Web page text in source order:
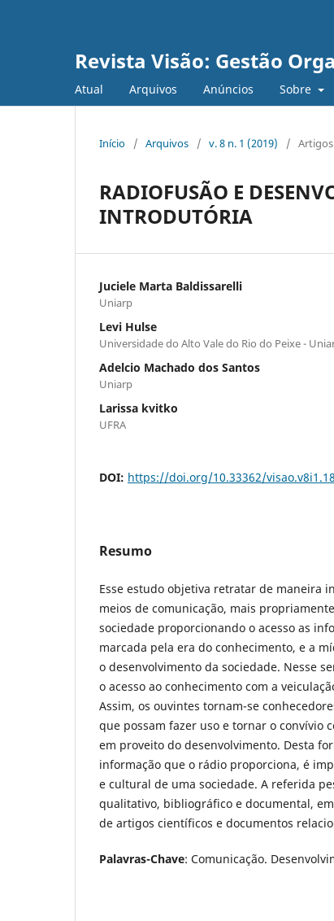
Revista Visão: Gestão
Atual Arquivos Anúncios Sobre
Início / Arquivos / v. 8 n. 1 (2019) / Artigos
RADIOFUSÃO E
INTRODUTÓRIA
Juciele Marta Baldissarelli
Uniarp
Levi Hulse
Universidade do Alto Vale do Rio do Peixe -
Adelcio Machado dos Santos
Uniarp
Larissa kvitko
UFRA
DOI: https://doi.org/10.33362/
Resumo
Esse estudo objetiva retratar de maneira
meios de comunicação, mais
sociedade proporcionando o acesso as
marcada pela era do conhecimento, e a
o desenvolvimento da sociedade. Nesse
o acesso ao conhecimento com a
Assim, os ouvintes tornam-se
que possam fazer uso e tornar o convívio
em proveito do desenvolvimento. Desta
informação que o rádio proporciona, é
e cultural de uma sociedade. A referida
qualitativo, bibliográfico e documental,
de artigos científicos e documentos
Palavras-Chave: Comunicação.